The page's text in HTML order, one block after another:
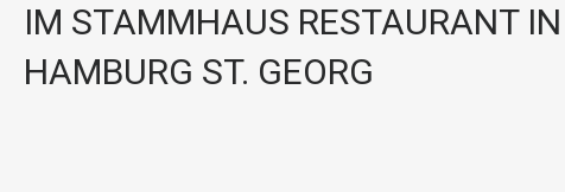
IM STAMMHAUS RESTAURANT IN
HAMBURG ST. GEORG